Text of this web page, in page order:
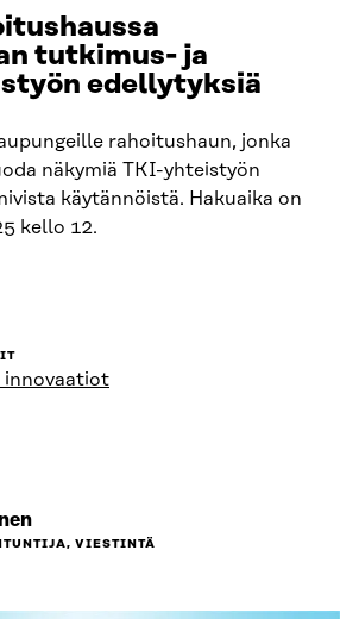
tutkimus- ja
edellytyksiä
rahoitushaun, jonka
näkymiä TKI-yhteistyön
käytännöistä. Hakuaika on
kello 12.
innovaatiot
VIESTINTÄ